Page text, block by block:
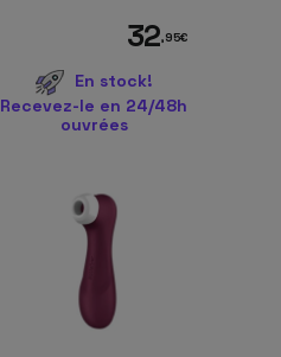
32,95€
En stock!
Recevez-le en 24/48h
ouvrées